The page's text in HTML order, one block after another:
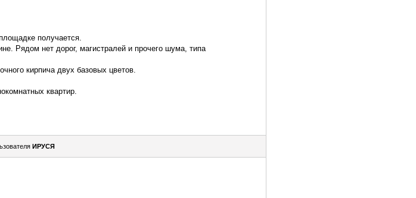
получается.
Рядом нет дорог, магистралей и прочего шума, типа
кирпича двух базовых цветов.
квартир.
ИРУСЯ